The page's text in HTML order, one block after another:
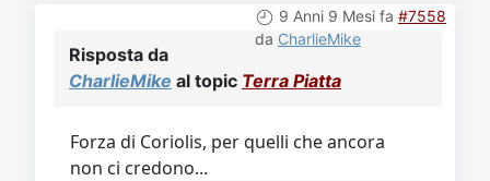
9 Anni 9 Mesi fa #7558
da CharlieMike
Risposta da
CharlieMike al topic Terra Piatta
Forza di Coriolis, per quelli che ancora
non ci credono...